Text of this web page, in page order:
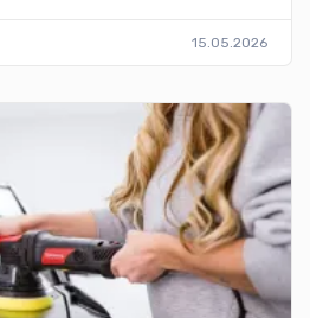
15.05.2026